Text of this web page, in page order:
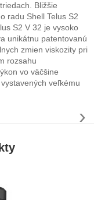
Bližšie
radu Shell Telus S2
S2 V 32 je vysoko
unikátnu patentovanú
zmien viskozity pri
rozsahu
vo väčšine
veľkému
›